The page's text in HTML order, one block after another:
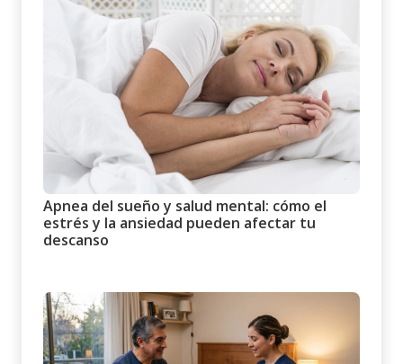
Apnea del sueño y salud mental: cómo el
estrés y la ansiedad pueden afectar tu
descanso